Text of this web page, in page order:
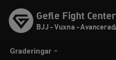
Graderingar
Gefle Fight Center
BJJ - Vuxna -